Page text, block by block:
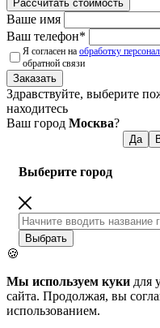
Рассчитать стоимость
Ваше имя
Ваш телефон*
Я согласен на обработку
обратной связи
Заказать
Здравствуйте, выберите
находитесь
Ваш город Москва?
Да
Выберите город
Выбрать
🍪
Мы используем куки для
сайта. Продолжая, вы
использованием.